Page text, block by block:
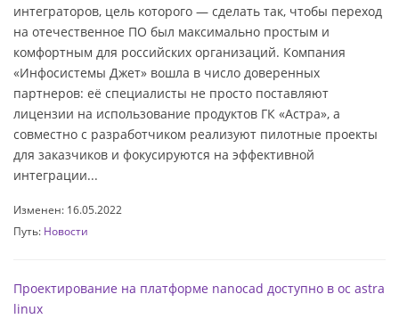
интеграторов, цель которого — сделать так, чтобы переход
на отечественное ПО был максимально простым и
комфортным для российских организаций. Компания
«Инфосистемы Джет» вошла в число доверенных
партнеров: её специалисты не просто поставляют
лицензии на использование продуктов ГК «Астра», а
совместно с разработчиком реализуют пилотные проекты
для заказчиков и фокусируются на эффективной
интеграции...
Изменен: 16.05.2022
Путь: Новости
Проектирование на платформе nanocad доступно в ос astra
linux